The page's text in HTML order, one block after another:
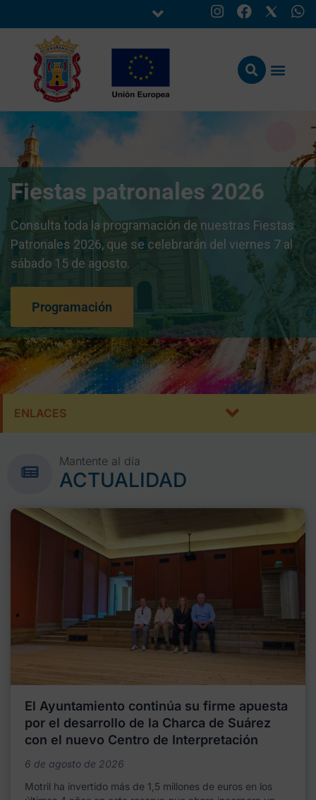
Fiestas patronales 2026
Consulta toda la programación de nuestras Fiestas
Patronales 2026, que se celebrarán del viernes 7 al
sábado 15 de agosto.
Programación
ENLACES
Mantente al día
ACTUALIDAD
El Ayuntamiento continúa su firme apuesta
por el desarrollo de la Charca de Suárez
con el nuevo Centro de Interpretación
6 de agosto de 2026
Motril ha invertido más de 1,5 millones de euros en los